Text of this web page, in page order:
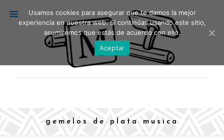
gemelos de plata musica
Usamos cookies para asegurar que te damos la mejor
experiencia en nuestra web. Si continúas usando este sitio,
asumiremos que estás de acuerdo con ello.
Aceptar